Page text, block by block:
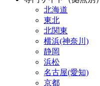
北海道
東北
北関東
横浜(神奈川)
静岡
浜松
名古屋(愛知)
京都